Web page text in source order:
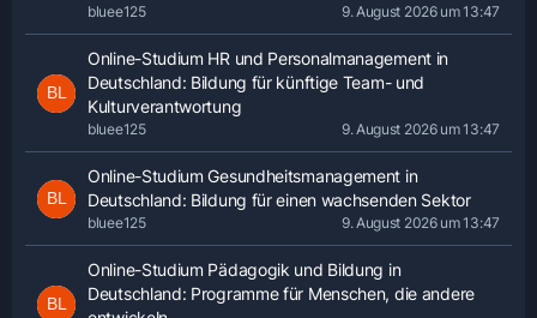
bluee125 9. August 2026 um 13:47
Online-Studium HR und Personalmanagement in
Deutschland: Bildung für künftige Team- und
Kulturverantwortung
bluee125 9. August 2026 um 13:47
Online-Studium Gesundheitsmanagement in
Deutschland: Bildung für einen wachsenden Sektor
bluee125 9. August 2026 um 13:47
Online-Studium Pädagogik und Bildung in
Deutschland: Programme für Menschen, die andere